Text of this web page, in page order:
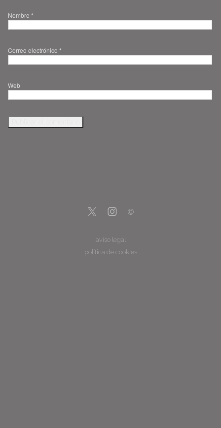
Nombre *
Correo electrónico *
Web
aviso legal
política de cookies